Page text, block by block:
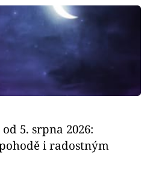
5. srpna 2026:
i radostným